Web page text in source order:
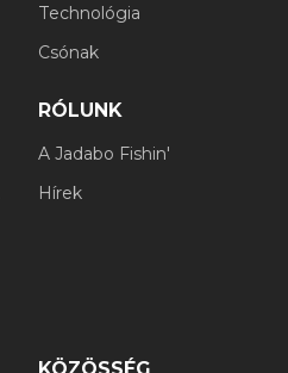
Technológia
Csónak
RÓLUNK
A Jadabo Fishin'
Hírek
KÖZÖSSÉG